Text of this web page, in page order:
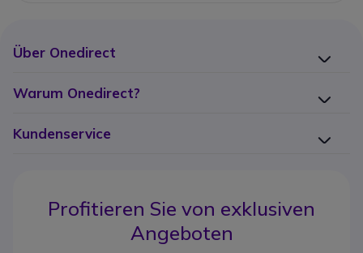
Über Onedirect
Warum Onedirect?
Kundenservice
Profitieren Sie von exklusiven
Angeboten